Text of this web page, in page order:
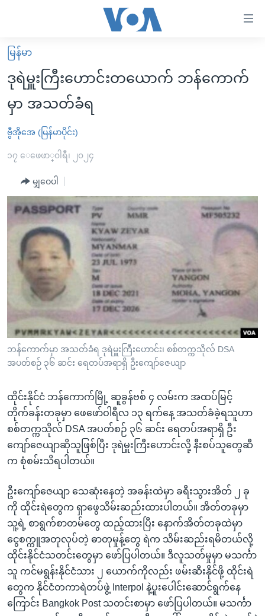
လွယ်ကူ
စေ
Link
များ
ပင်မ
ကျော်
စာမျက်နှာ
ကျော်
ကြည့်
ရန်
ရန်
နေရာ
သို့
ကျော်
ရန်
မူလစာမျက်နှာ
မြန်မာ
ကမ္ဘာ့သတင်းများ
နိုင်ငံတကာ
အစ္စရေး-ပါလက်စတိုင်း
ဗွီဒီယို
သတင်းလွတ်လပ်ခွင့်
အင်္ဂလိပ်စာလေ့လာမယ်
အမေရိကန်သုံးအီဒီယံ
မကြေးမုံရဲ့ အင်္ဂလိပ်စာ
ရုပ်ရှင်ထဲက အင်္ဂလိပ်စာ
သုတပဒေသာ အင်္ဂလိပ်စာ
အပတ်စဉ်ကဏ္ဍများ
ရေဒီယို
တီဗွီ
ရေဒီယိုနှင့်ရုပ်သံ အချက်အလက်များ
ရေဒီယို/တီဗွီအစီအစဉ်
Learning English
ဗွီအိုအေ လူမှုကွန်ယက်များ
မြန်မာ
ဒုရဲမှူးကြီးဟောင်းတယောက် ဘန်ကောက်
မှာ အသတ်ခံရ
ဗွီအိုအေ (မြန်မာပိုင်း)
၁၇ ေဖေဖာ္၀ါရီ၊ ၂၀၂၄
မျှဝေပါ
ဘန်ကောက်မှာ အသတ်ခံရ ဒုရဲမှူးကြီးဟောင်း၊ စစ်တက္ကသိုလ် DSA
အပတ်စဉ် ၃၆ ဆင်း ရေတပ်အရာရှိ ဦးကျော်ဇေယျာ
ထိုင်းနိုင်ငံ ဘန်ကောက်မြို့ ဆူခွန်ဗစ် ၄ လမ်းက အထပ်မြင့်
တိုက်ခန်းတခုမှာ ဖေဖော်ဝါရီလ ၁၃ ရက်နေ့ အသတ်ခံခဲ့ရသူဟာ
စစ်တက္ကသိုလ် DSA အပတ်စဉ် ၃၆ ဆင်း ရေတပ်အရာရှိ ဦး
ကျော်ဇေယျာဆိုသူဖြစ်ပြီး ဒုရဲမှူးကြီးဟောင်းလို့ နီးစပ်သူတွေဆီ
က စုံစမ်းသိရပါတယ်။
ဦးကျော်ဇေယျာ သေဆုံးနေတဲ့ အခန်းထဲမှာ ခရီးသွားအိတ် ၂ ခု
ကို ထိုင်းရဲတွေက ရှာဖွေသိမ်းဆည်းထားပါတယ်။ အိတ်တခုမှာ
သူ့ရဲ့ စာရွက်စာတမ်တွေ ထည့်ထားပြီး နောက်အိတ်တခုထဲမှာ
ငွေစက္ကူအတုလုပ်တဲ့ ဓာတုမှုန့်တွေ ရဲက သိမ်းဆည်းရမိတယ်လို့
ထိုင်းနိုင်ငံသတင်းတွေမှာ ဖော်ပြပါတယ်။ ဒီလူသတ်မှုမှာ မသင်္ကာ
သူ ကင်မရွန်းနိုင်ငံသား ၂ ယောက်ကိုလည်း ဖမ်းဆီးနိုင်ဖို့ ထိုင်းရဲ
တွေက နိုင်ငံတကာရဲတပ်ဖွဲ့ Interpol နဲ့ပူးပေါင်းဆောင်ရွက်နေ
ကြောင်း Bangkok Post သတင်းစာမှာ ဖော်ပြပါတယ်။ မသင်္ကာ